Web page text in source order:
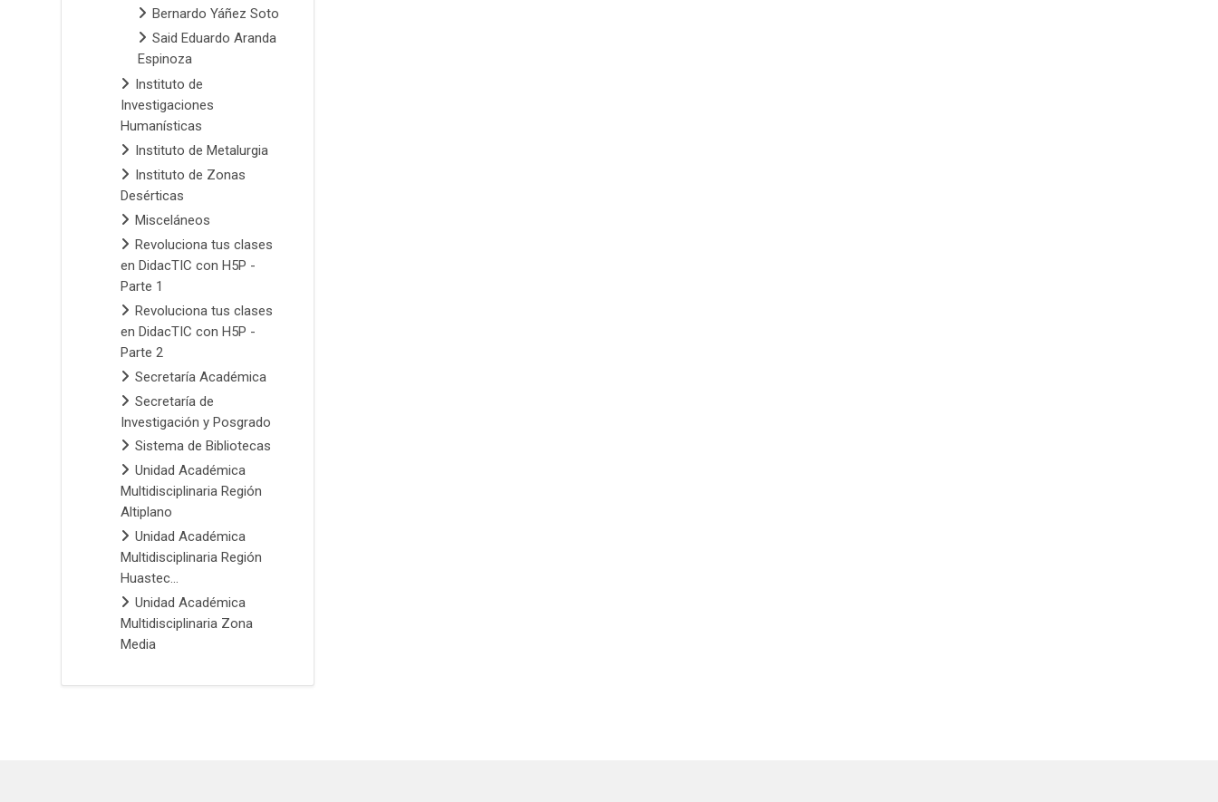
Bernardo Yáñez Soto
Said Eduardo Aranda
Espinoza
Instituto de
Investigaciones
Humanísticas
Instituto de Metalurgia
Instituto de Zonas
Desérticas
Misceláneos
Revoluciona tus clases
en DidacTIC con H5P -
Parte 1
Revoluciona tus clases
en DidacTIC con H5P -
Parte 2
Secretaría Académica
Secretaría de
Investigación y Posgrado
Sistema de Bibliotecas
Unidad Académica
Multidisciplinaria Región
Altiplano
Unidad Académica
Multidisciplinaria Región
Huastec...
Unidad Académica
Multidisciplinaria Zona
Media